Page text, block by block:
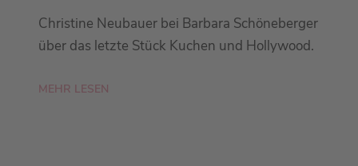
Christine Neubauer bei Barbara Schöneberger
über das letzte Stück Kuchen und Hollywood.
MEHR LESEN